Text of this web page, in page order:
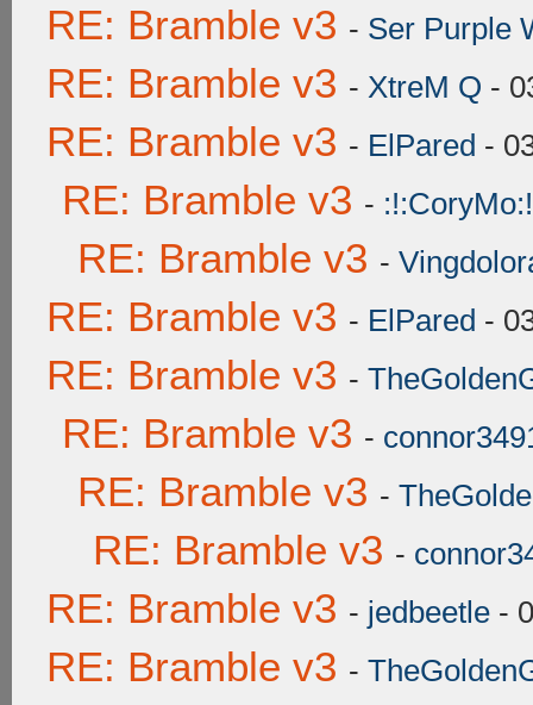
RE: Bramble v3 - Ser Purple
RE: Bramble v3 - XtreM Q -
RE: Bramble v3 - ElPared -
RE: Bramble v3 -
RE: Bramble v3 -
RE: Bramble v3 - ElPared -
RE: Bramble v3 -
RE: Bramble v3 -
RE: Bramble v3 -
RE: Bramble v3 -
RE: Bramble v3 - jedbeetle -
RE: Bramble v3 -